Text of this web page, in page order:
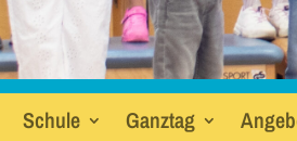
Schule Ganztag